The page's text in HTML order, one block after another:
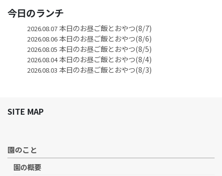
今日のランチ
2026.08.07本日のお昼ご飯とおやつ(8/7)
2026.08.06本日のお昼ご飯とおやつ(8/6)
2026.08.05 本日のお昼ご飯とおやつ(8/5)
2026.08.04本日のお昼ご飯とおやつ(8/4)
2026.08.03 本日のお昼ご飯とおやつ(8/3)
SITE MAP
園のこと
園の概要